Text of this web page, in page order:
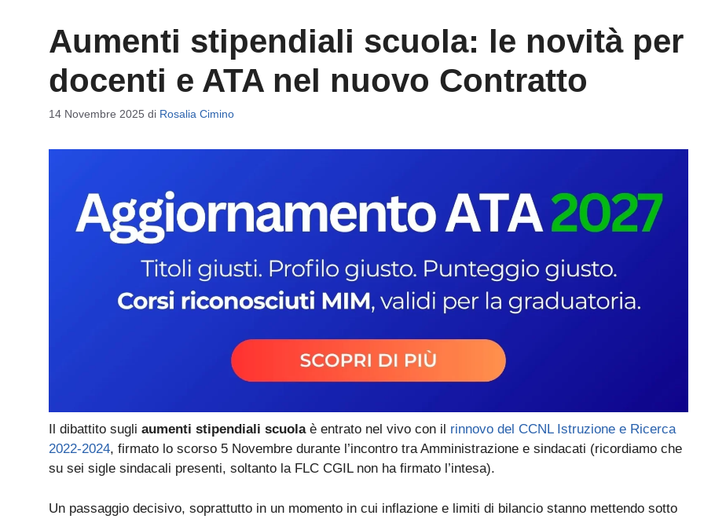
Aumenti stipendiali scuola: le novità per
docenti e ATA nel nuovo Contratto
14 Novembre 2025 di Rosalia Cimino
Il dibattito sugli aumenti stipendiali scuolaè entrato nel vivo con il rinnovo del CCNL Istruzione e Ricerca
2022-2024, firmato lo scorso 5 Novembre durante l’incontro tra Amministrazione e sindacati (ricordiamo che
su sei sigle sindacali presenti, soltanto la FLC CGIL non ha firmato l’intesa).
Un passaggio decisivo, soprattutto in un momento in cui inflazione e limiti di bilancio stanno mettendo sotto